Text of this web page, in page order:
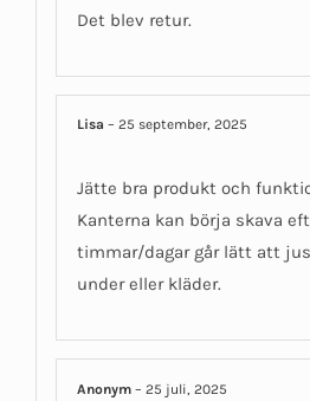
Det blev retur.
Lisa– 25 september, 2025
Jätte bra produkt och
Kanterna kan börja skava
timmar/dagar går lätt att
under eller kläder.
Anonym– 25 juli, 2025